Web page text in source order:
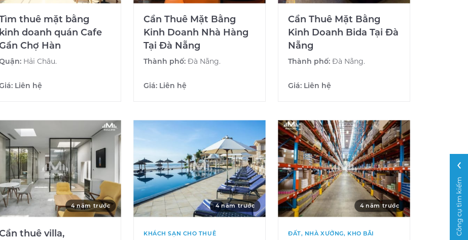
thuê mặt bằng
kinh doanh quán Cafe
Chợ Hàn
Hải Châu.
Liên hệ
Cần Thuê Mặt Bằng
Kinh Doanh Nhà Hàng
Tại Đà Nẵng
Thành phố: Đà Nẵng.
Giá: Liên hệ
Cần Thuê Mặt Bằng
Kinh Doanh Bida Tại Đà
Nẵng
Thành phố: Đà Nẵng.
Giá: Liên hệ
4 năm trước
thuê villa,
4 năm trước
KHÁCH SẠN CHO THUÊ
4 năm trước
ĐẤT, NHÀ XƯỞNG, KHO BÃI Công cụ tìm kiếm